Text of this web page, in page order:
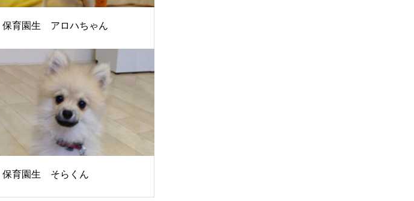
保育園生 アロハちゃん
保育園生 そらくん